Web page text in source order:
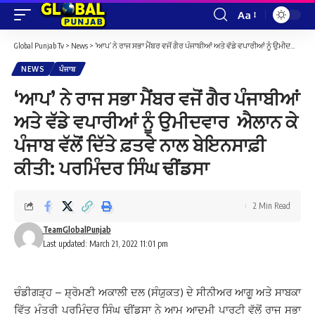
Font
Resizer
Aa
Global Punjab Tv > News > ‘ਆਪ’ ਨੇ ਰਾਜ ਸਭਾ ਮੈਂਬਰ ਵਜੋਂ ਗੈਰ ਪੰਜਾਬੀਆਂ ਅਤੇ ਵੱਡੇ ਵਪਾਰੀਆਂ ਨੂੰ ਉਮੀਦਵਾਰ ਐਲਾਨ ਕੇ ਪੰਜਾਬ ਵੱਲੋਂ ਦਿੱਤੇ ਫ਼ਤਵੇ ਨਾਲ ਬੇਇਨਸਾਫ਼ੀ ਕੀਤੀ: ਪਰਮਿੰਦਰ ਸਿੰਘ ਢੀਂਡਸਾ
NEWS ਪੰਜਾਬ
‘ਆਪ’ ਨੇ ਰਾਜ ਸਭਾ ਮੈਂਬਰ ਵਜੋਂ ਗੈਰ ਪੰਜਾਬੀਆਂ
ਅਤੇ ਵੱਡੇ ਵਪਾਰੀਆਂ ਨੂੰ ਉਮੀਦਵਾਰ ਐਲਾਨ ਕੇ
ਪੰਜਾਬ ਵੱਲੋਂ ਦਿੱਤੇ ਫ਼ਤਵੇ ਨਾਲ ਬੇਇਨਸਾਫ਼ੀ
ਕੀਤੀ: ਪਰਮਿੰਦਰ ਸਿੰਘ ਢੀਂਡਸਾ
Last updated: March 21, 2022 11:01 pm
TeamGlobalPunjab
2 Min Read
ਚੰਡੀਗੜ੍ਹ – ਸ਼੍ਰੋਮਣੀ ਅਕਾਲੀ ਦਲ (ਸੰਯੁਕਤ) ਦੇ ਸੀਨੀਅਰ ਆਗੂ ਅਤੇ ਸਾਬਕਾ
ਵਿੱਤ ਮੰਤਰੀ ਪਰਮਿੰਦਰ ਸਿੰਘ ਢੀਂਡਸਾ ਨੇ ਆਮ ਆਦਮੀ ਪਾਰਟੀ ਵੱਲੋਂ ਰਾਜ ਸਭਾ